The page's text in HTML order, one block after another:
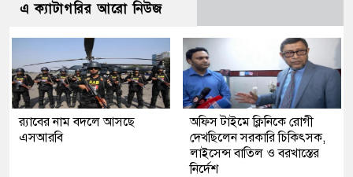
এ ক্যাটাগরির আরো নিউজ
র‍্যাবের নাম বদলে আসছে
এসআরবি
অফিস টাইমে ক্লিনিকে রোগী
দেখছিলেন সরকারি চিকিৎসক,
লাইসেন্স বাতিল ও বরখাস্তের
নির্দেশ